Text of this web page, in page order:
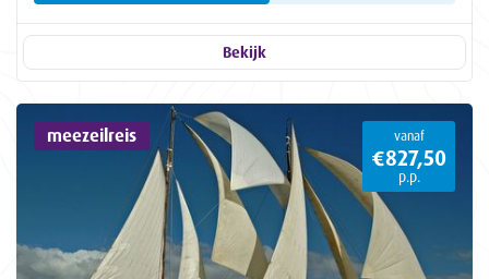
Bekijk
meezeilreis vanaf
€827,50
p.p.